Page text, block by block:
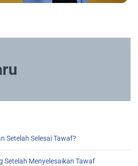
Setelah Selesai Tawaf?
Setelah Menyelesaikan Tawaf